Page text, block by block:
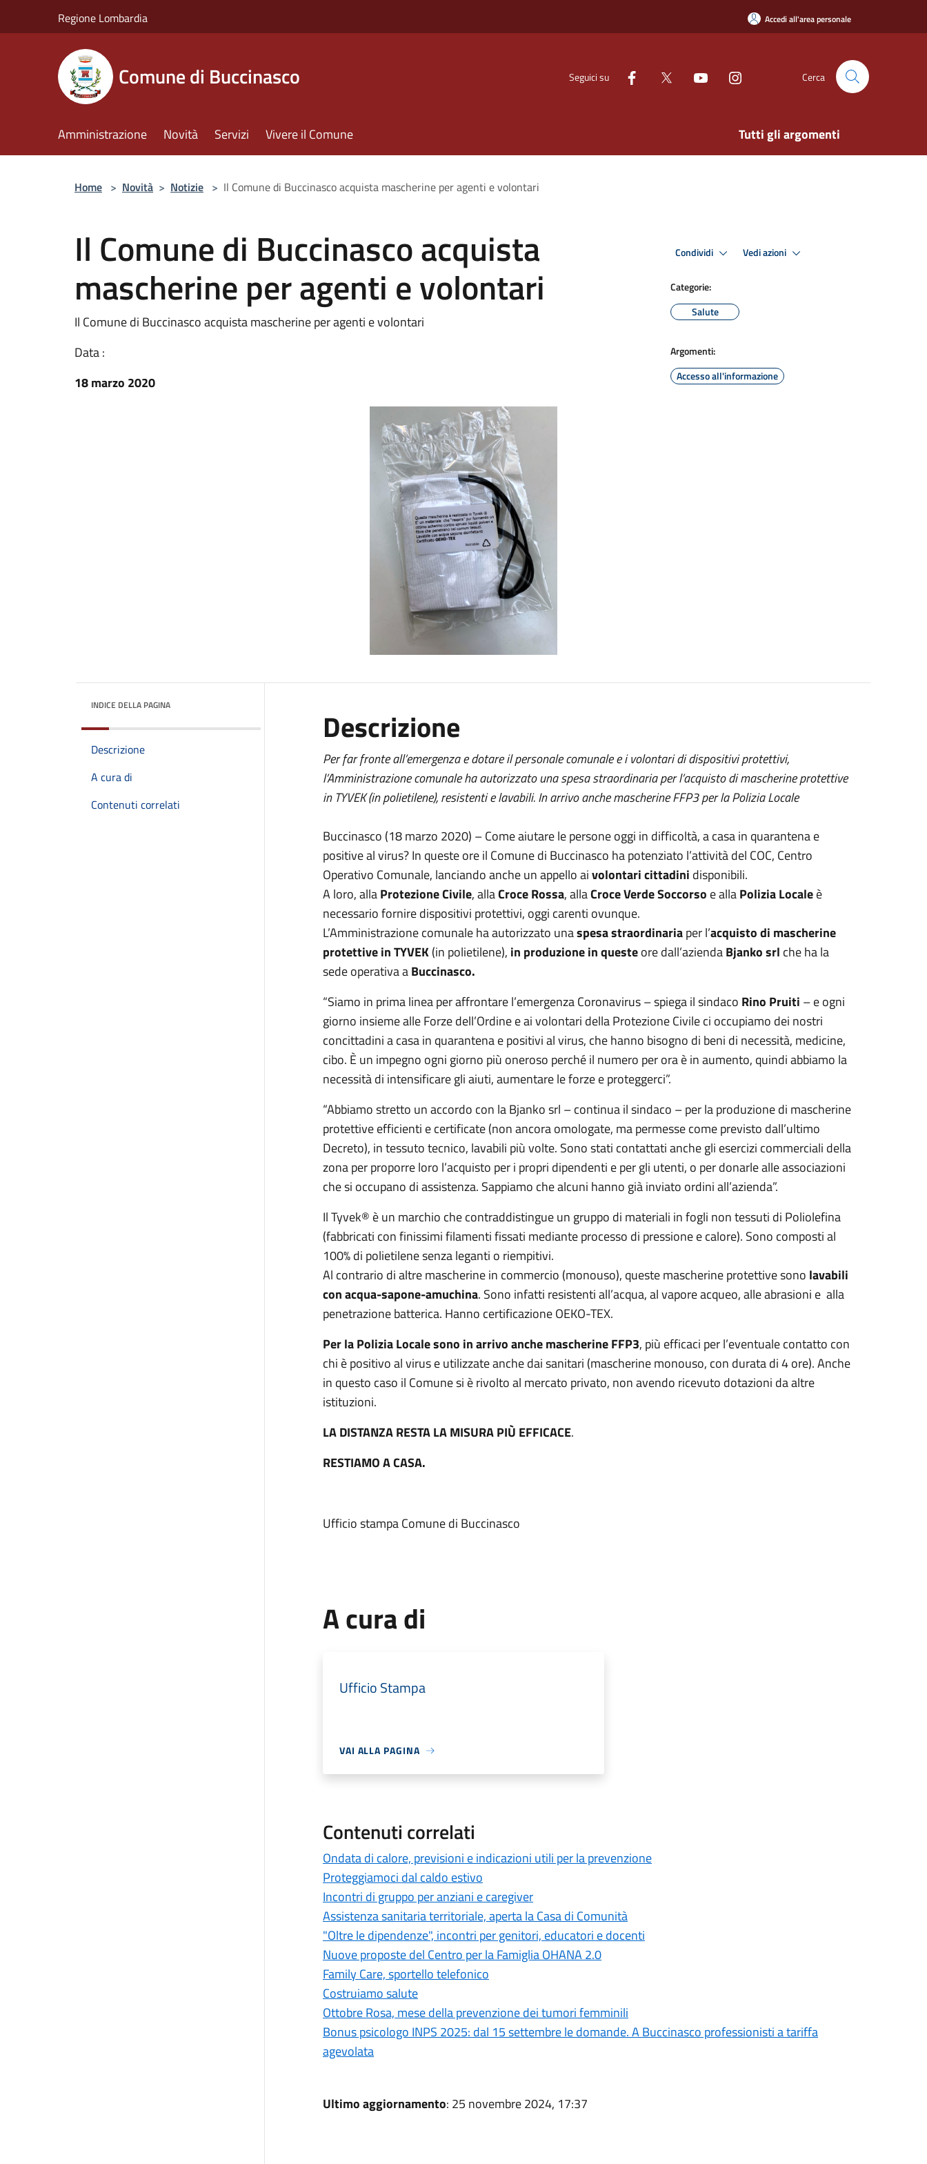
Regione Lombardia Accedi all'area personale
Comune di Buccinasco Seguici su Cerca
Amministrazione Novità Servizi Vivere il Comune Tutti gli argomenti
Home > Novità > Notizie > Il Comune di Buccinasco acquista mascherine per agenti e volontari
Il Comune di Buccinasco acquista
mascherine per agenti e volontari
Il Comune di Buccinasco acquista mascherine per agenti e volontari
Data :
18 marzo 2020
Condividi Vedi azioni
Categorie:
Salute
Argomenti:
Accesso all'informazione
INDICE DELLA PAGINA
Descrizione
A cura di
Contenuti correlati
Descrizione
Per far fronte all’emergenza e dotare il personale comunale e i volontari di dispositivi protettivi,
l’Amministrazione comunale ha autorizzato una spesa straordinaria per l’acquisto di mascherine protettive
in TYVEK (in polietilene), resistenti e lavabili. In arrivo anche mascherine FFP3 per la Polizia Locale
Buccinasco (18 marzo 2020) – Come aiutare le persone oggi in difficoltà, a casa in quarantena e
positive al virus? In queste ore il Comune di Buccinasco ha potenziato l’attività del COC, Centro
Operativo Comunale, lanciando anche un appello aivolontari cittadini disponibili.
A loro, allaProtezione Civile, allaCroce Rossa, allaCroce Verde Soccorso e allaPolizia Localeè
necessario fornire dispositivi protettivi, oggi carenti ovunque.
L’Amministrazione comunale ha autorizzato unaspesa straordinariaper l’acquisto di mascherine
protettive in TYVEK(in polietilene), in produzione in questeore dall’aziendaBjanko srl che ha la
sede operativa aBuccinasco.
“Siamo in prima linea per affrontare l’emergenza Coronavirus – spiega il sindaco Rino Pruiti – e ogni
giorno insieme alle Forze dell’Ordine e ai volontari della Protezione Civile ci occupiamo dei nostri
concittadini a casa in quarantena e positivi al virus, che hanno bisogno di beni di necessità, medicine,
cibo. È un impegno ogni giorno più oneroso perché il numero per ora è in aumento, quindi abbiamo la
necessità di intensificare gli aiuti, aumentare le forze e proteggerci”.
“Abbiamo stretto un accordo con la Bjanko srl – continua il sindaco – per la produzione di mascherine
protettive efficienti e certificate (non ancora omologate, ma permesse come previsto dall’ultimo
Decreto), in tessuto tecnico, lavabili più volte. Sono stati contattati anche gli esercizi commerciali della
zona per proporre loro l’acquisto per i propri dipendenti e per gli utenti, o per donarle alle associazioni
che si occupano di assistenza. Sappiamo che alcuni hanno già inviato ordini all’azienda”.
Il Tyvek® è un marchio che contraddistingue un gruppo di materiali in fogli non tessuti di Poliolefina
(fabbricati con finissimi filamenti fissati mediante processo di pressione e calore). Sono composti al
100% di polietilene senza leganti o riempitivi.
Al contrario di altre mascherine in commercio (monouso), queste mascherine protettive sono lavabili
con acqua-sapone-amuchina. Sono infatti resistenti all’acqua, al vapore acqueo, alle abrasioni e alla
penetrazione batterica. Hanno certificazione OEKO-TEX.
Per la Polizia Locale sono in arrivo anche mascherine FFP3, più efficaci per l’eventuale contatto con
chi è positivo al virus e utilizzate anche dai sanitari (mascherine monouso, con durata di 4 ore). Anche
in questo caso il Comune si è rivolto al mercato privato, non avendo ricevuto dotazioni da altre
istituzioni.
LA DISTANZA RESTA LA MISURA PIÙ EFFICACE.
RESTIAMO A CASA.
Ufficio stampa Comune di Buccinasco
A cura di
Ufficio Stampa
VAI ALLA PAGINA
Contenuti correlati
Ondata di calore, previsioni e indicazioni utili per la prevenzione
Proteggiamoci dal caldo estivo
Incontri di gruppo per anziani e caregiver
Assistenza sanitaria territoriale, aperta la Casa di Comunità
"Oltre le dipendenze", incontri per genitori, educatori e docenti
Nuove proposte del Centro per la Famiglia OHANA 2.0
Family Care, sportello telefonico
Costruiamo salute
Ottobre Rosa, mese della prevenzione dei tumori femminili
Bonus psicologo INPS 2025: dal 15 settembre le domande. A Buccinasco professionisti a tariffa
agevolata
Ultimo aggiornamento: 25 novembre 2024, 17:37